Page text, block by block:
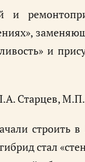
и
и
Старцев,
строить
стал